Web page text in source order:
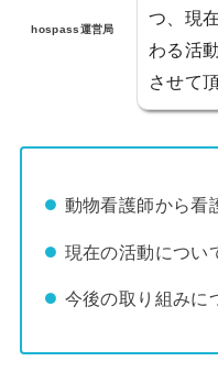
hospass運営局
つ、現
わる活
させて
動物看護師から看
現在の活動につい
今後の取り組みに